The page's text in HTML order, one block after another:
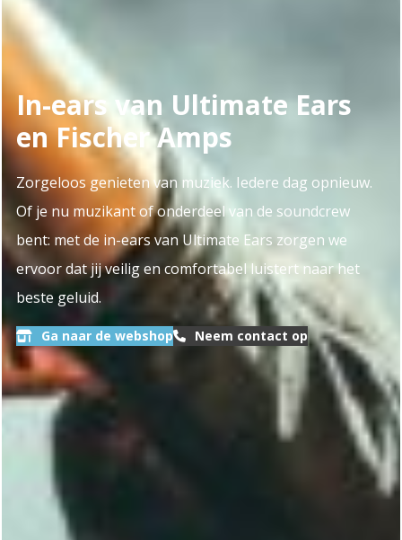
In-ears van Ultimate Ears
en Fischer Amps
Zorgeloos genieten van muziek. Iedere dag opnieuw.
Of je nu muzikant of onderdeel van de soundcrew
bent: met de in-ears van Ultimate Ears zorgen we
ervoor dat jij veilig en comfortabel luistert naar het
beste geluid.
Ga naar de webshop Neem contact op